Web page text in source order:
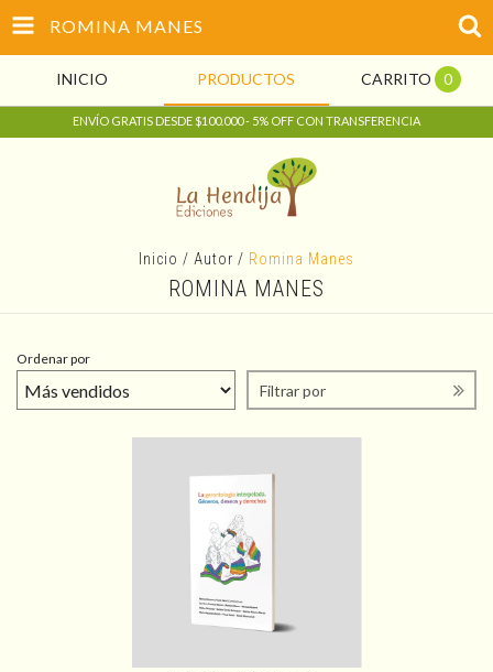
ROMINA MANES
INICIO PRODUCTOS CARRITO 0
ENVÍO GRATIS DESDE $100.000 - 5% OFF CON TRANSFERENCIA
Inicio / Autor / Romina Manes
ROMINA MANES
Ordenar por
Filtrar por